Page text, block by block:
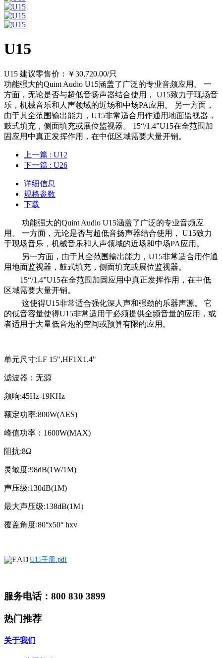
U15
U15 建议零售价：￥30,720.00/只
功能强大的Quint Audio U15涵盖了广泛的专业音频应用。 一
方面，无论是否与超低音扬声器结合使用， U15致力于现场音
乐，机械音乐和人声领域的近场和中场PA应用。 另一方面，
由于其全范围输出能力，U15非常适合用作通用地面监视器，
鼓式填充，侧面填充或展位监视器。 15“/1.4”U15在全范围加
固应用中真正发挥作用，在中低区域需要大量开销。
上一篇 : U12
下一篇 : U26
详细信息
规格参数
下载
功能强大的Quint Audio U15涵盖了广泛的专业音频应
用。 一方面，无论是否与超低音扬声器结合使用， U15致力
于现场音乐，机械音乐和人声领域的近场和中场PA应用。
另一方面，由于其全范围输出能力，U15非常适合用作通
用地面监视器，鼓式填充，侧面填充或展位监视器。
15“/1.4”U15在全范围加固应用中真正发挥作用，在中低
区域需要大量开销。
这使得U15非常适合强化深人声和强劲的乐器声源。 它
的低音容量使得U15非常适用于必须提供全频音量的应用，或
者适用于大量低音炮的空间或预算有限的应用。
单元尺寸:LF 15",HF1X1.4"
滤波器：无源
频响:45Hz-19KHz
额定功率:800W(AES)
峰值功率：1600W(MAX)
阻抗:8Ω
灵敏度:98dB(1W/1M)
声压级:130dB(1M)
最大声压级:138dB(1M）
覆盖角度:80°x50° hxv
U15手册.pdf
服务电话：800 830 3899
热门推荐
关于我们